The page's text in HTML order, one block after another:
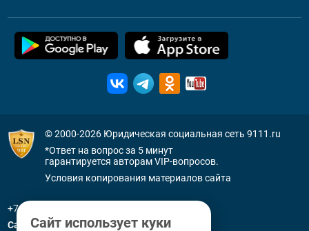
© 2000-2026 Юридическая социальная сеть 9111.ru
*Ответ на вопрос за 5 минут
гарантируется авторам VIP-вопросов.
Условия копирования материалов сайта
+7 (800) 505-91-11
Санкт-Петербург
Сайт использует куки